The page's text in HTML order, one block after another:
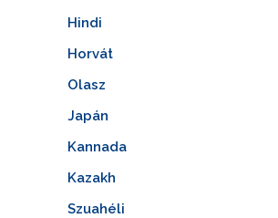
Hindi
Horvát
Olasz
Japán
Kannada
Kazakh
Szuahéli